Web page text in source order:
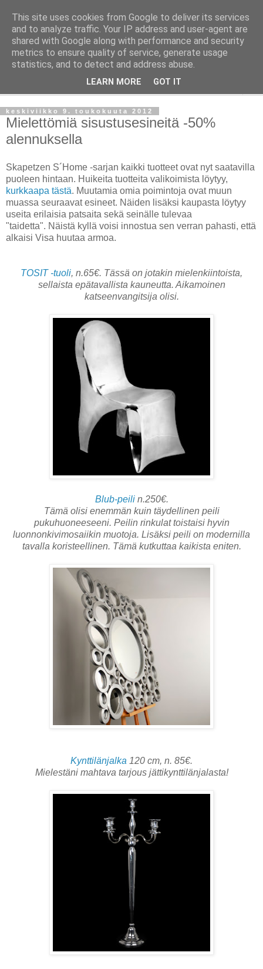
Taloja ja Toiveita
[ Sisustaa ] [ Remontoi ] [ Tuunaa ] [ Haaveilee ] [ Reissaa ]
keskiviikko 9. toukokuuta 2012
Mielettömiä sisustusesineitä -50%
alennuksella
Skapetzen S´Home -sarjan kaikki tuotteet ovat nyt saatavilla
puoleen hintaan. Huikeita tuotteita valikoimista löytyy,
kurkkaapa tästä. Muutamia omia poimintoja ovat muun
muassa seuraavat esineet. Näiden lisäksi kaupasta löytyy
useita erilaisia patsaita sekä seinälle tulevaa
"taidetta". Näistä kyllä voisi innostua sen verran pahasti, että
alkaisi Visa huutaa armoa.
TOSIT -tuoli, n.65€. Tässä on jotakin mielenkiintoista,
sellaista epätavallista kauneutta. Aikamoinen
katseenvangitsija olisi.
Blub-peilin.250€.
Tämä olisi enemmän kuin täydellinen peili
pukuhuoneeseeni. Peilin rinkulat toistaisi hyvin
luonnonkivimosaiikin muotoja. Lisäksi peili on modernilla
tavalla koristeellinen. Tämä kutkuttaa kaikista eniten.
Kynttilänjalka 120 cm, n. 85€.
Mielestäni mahtava tarjous jättikynttilänjalasta!
This site uses cookies from Google to deliver its services
and to analyze traffic. Your IP address and user-agent are
shared with Google along with performance and security
metrics to ensure quality of service, generate usage
statistics, and to detect and address abuse.
LEARN MORE GOT IT